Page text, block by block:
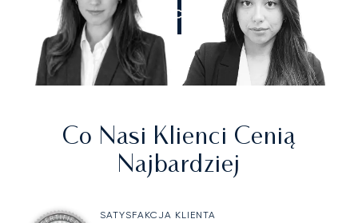
ZADZWOŃCIE DO NAS
Co Nasi Klienci Cenią
Najbardziej
SATYSFAKCJA KLIENTA